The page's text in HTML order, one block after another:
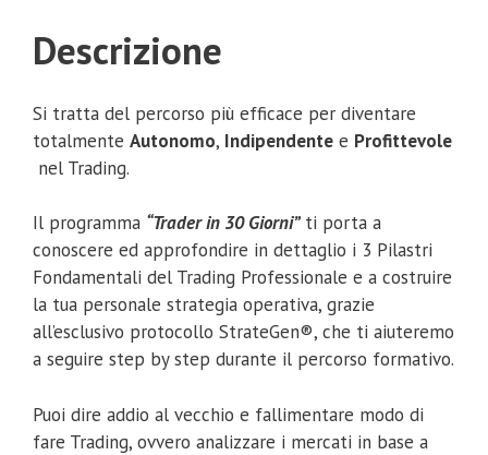
Descrizione
Si tratta del percorso più efficace per diventare
totalmente Autonomo, Indipendente e Profittevole
nel Trading.
Il programma “Trader in 30 Giorni”ti porta a
conoscere ed approfondire in dettaglio i 3 Pilastri
Fondamentali del Trading Professionale e a costruire
la tua personale strategia operativa, grazie
all’esclusivo protocollo StrateGen®, che ti aiuteremo
a seguire step by step durante il percorso formativo.
Puoi dire addio al vecchio e fallimentare modo di
fare Trading, ovvero analizzare i mercati in base a